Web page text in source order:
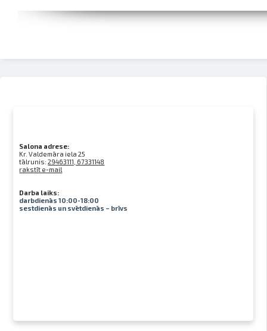
Salona adrese:
Kr. Valdemāra iela 25
tālrunis:29463111, 67331148
rakstīt e-mail
Darba laiks:
darbdienās 10:00-18:00
sestdienās un svētdienās – brīvs